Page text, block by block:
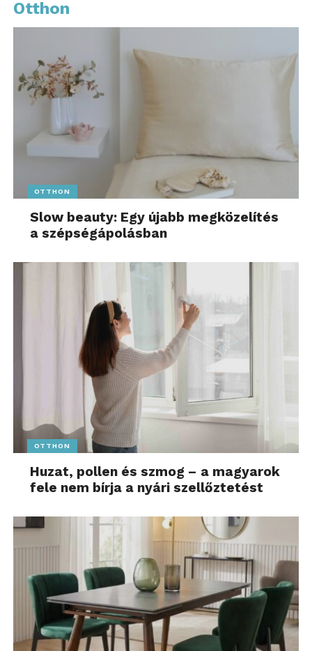
okolják egészségkárosító
szokásaikért, komoly
figyelmeztetés. Az
egészségesebb
megteremtése nem
választás, hanem sürgető
közös felelősség”
– mondta a kutatás eredményei kapcsándr. Váradi
György, a STADA magyarországi ügyvezetője.
Elkalauzoljuk a hírek világában! További friss híreket
főoldalán! Kövesse a TechKalauz
technológiai híreket és csatlakozzon hozzánk
Facebookonis!
Otthon
OTTHON
Slow beauty: Egy újabb megközelítés
a szépségápolásban
OTTHON
Huzat, pollen és szmog – a magyarok
fele nem bírja a nyári szellőztetést